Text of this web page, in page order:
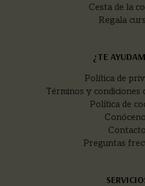
Cesta de la
Regala
¿TE
Política de
Términos y condiciones
Política de
Contacto
Preguntas